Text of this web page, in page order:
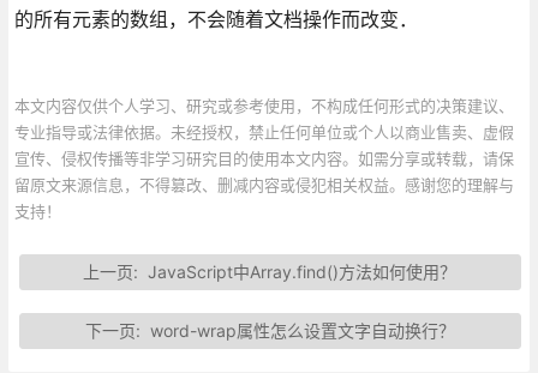
的所有元素的数组，不会随着文档操作而改变．
本文内容仅供个人学习、研究或参考使用，不构成任何形式的决策建议、
专业指导或法律依据。未经授权，禁止任何单位或个人以商业售卖、虚假
宣传、侵权传播等非学习研究目的使用本文内容。如需分享或转载，请保
留原文来源信息，不得篡改、删减内容或侵犯相关权益。感谢您的理解与
支持！
上一页:JavaScript中Array.find()方法如何使用？
下一页: word-wrap属性怎么设置文字自动换行？